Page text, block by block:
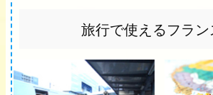
旅行で使えるフラ